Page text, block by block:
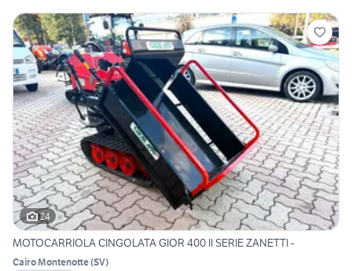
24
MOTOCARRIOLA CINGOLATA GIOR 400 II SERIE ZANETTI -
Cairo Montenotte(SV)